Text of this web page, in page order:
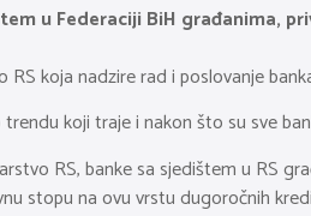
u Federaciji BiH građanima,
koja nadzire rad i poslovanje
koji traje i nakon što su sve
RS, banke sa sjedištem u RS
stopu na ovu vrstu dugoročnih